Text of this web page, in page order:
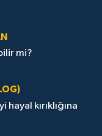
mi?
kırıklığına